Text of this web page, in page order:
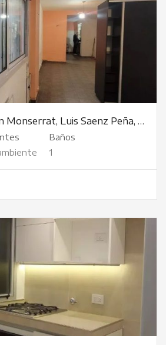
Monserrat, Luis Saenz Peña, al 300
Baños
1